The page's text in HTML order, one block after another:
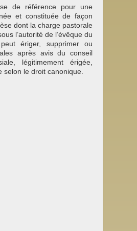
de référence pour une
et constituée de façon
dont la charge pastorale
l’autorité de l’évêque du
ériger, supprimer ou
après avis du conseil
légitimement érigée,
selon le droit canonique.